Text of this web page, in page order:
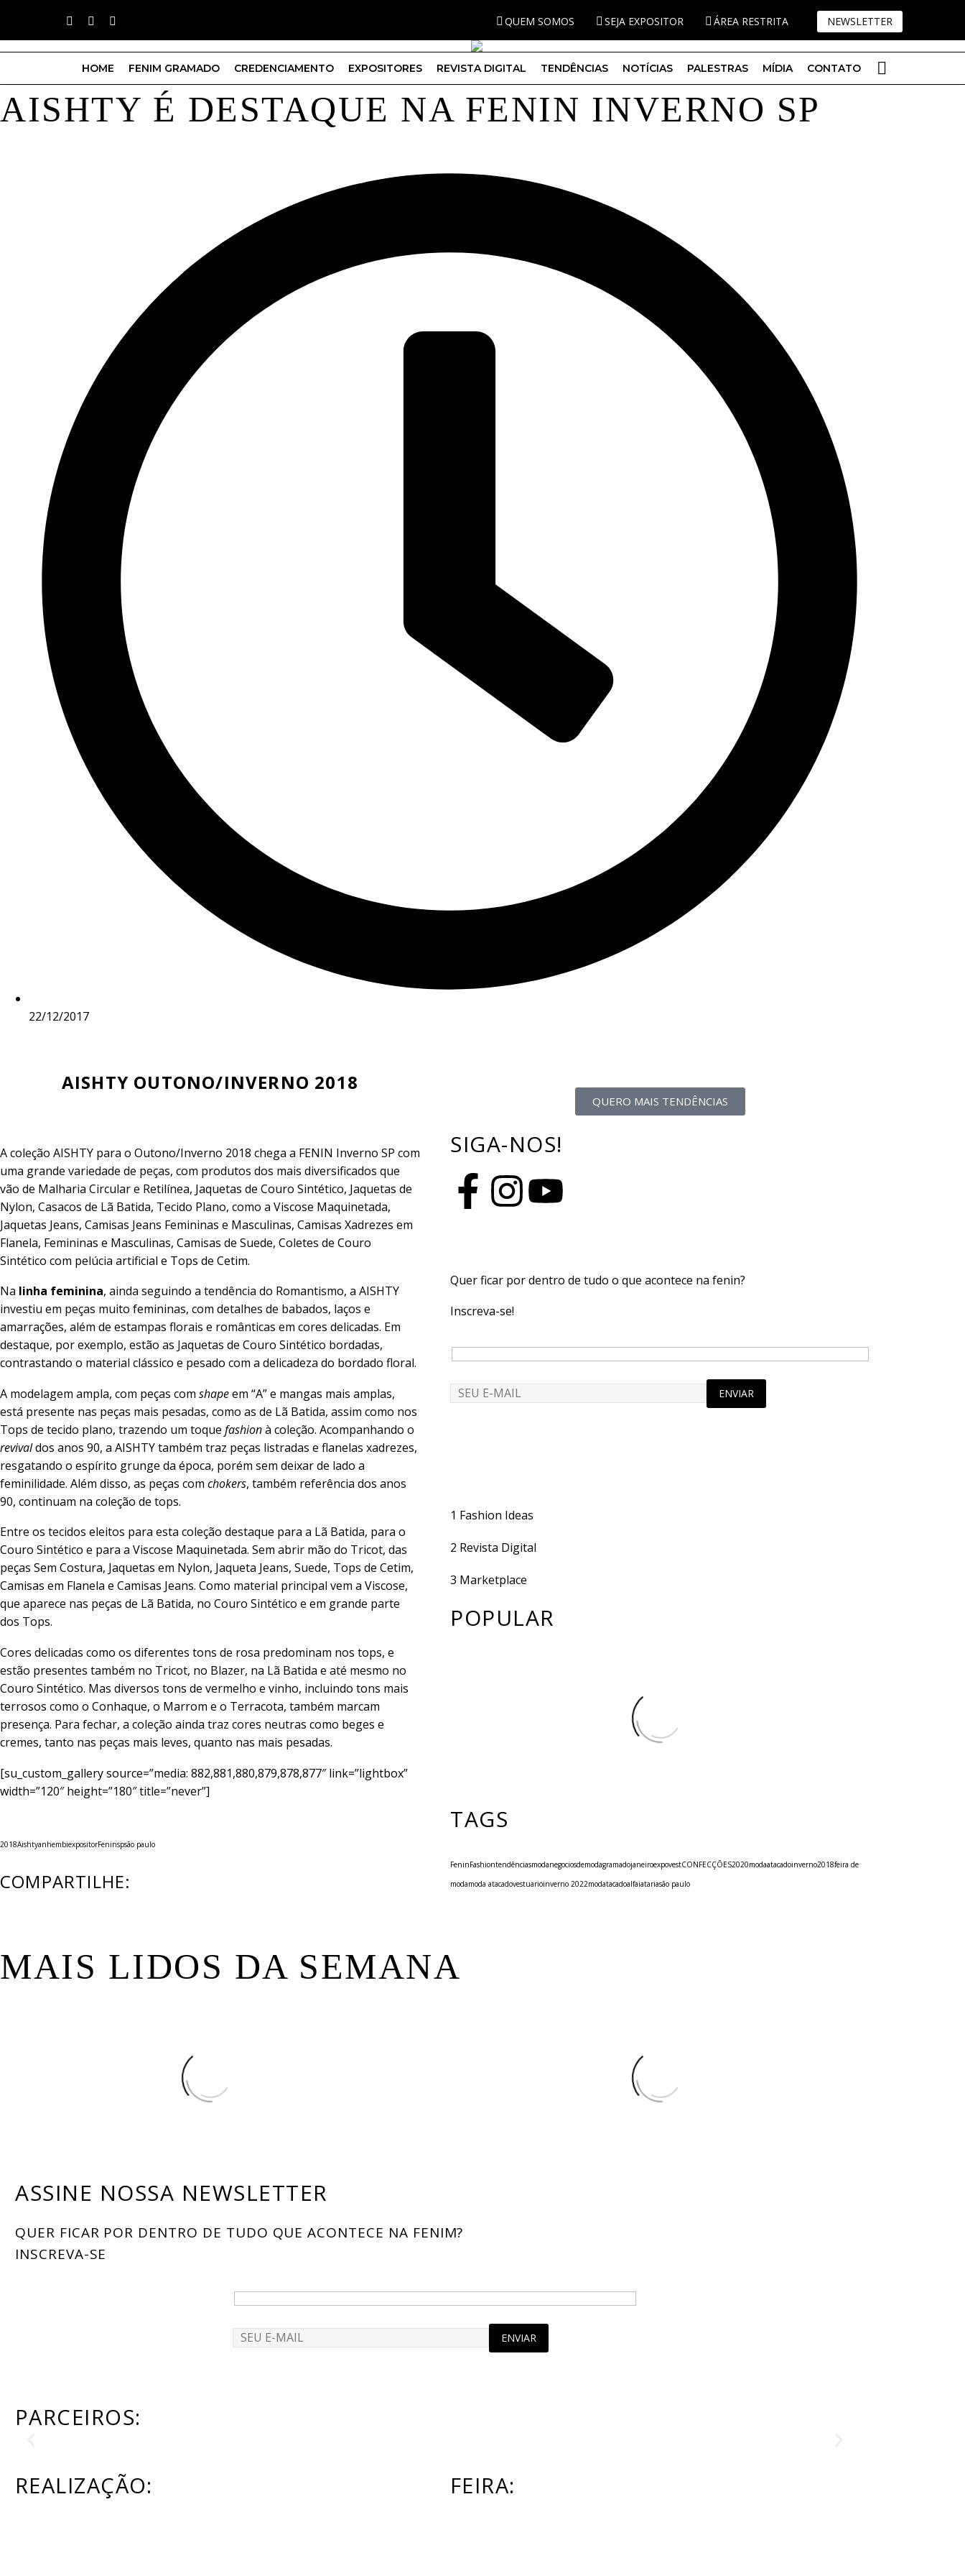
QUEM SOMOS SEJA EXPOSITOR ÁREA RESTRITA NEWSLETTER
HOME FENIM GRAMADO CREDENCIAMENTO EXPOSITORES REVISTA DIGITAL TENDÊNCIAS NOTÍCIAS PALESTRAS MÍDIA CONTATO
AISHTY É DESTAQUE NA FENIN INVERNO SP
22/12/2017
AISHTY OUTONO/INVERNO 2018
A coleção AISHTY para o Outono/Inverno 2018 chega a FENIN Inverno SP com
uma grande variedade de peças, com produtos dos mais diversificados que
vão de Malharia Circular e Retilínea, Jaquetas de Couro Sintético, Jaquetas de
Nylon, Casacos de Lã Batida, Tecido Plano, como a Viscose Maquinetada,
Jaquetas Jeans, Camisas Jeans Femininas e Masculinas, Camisas Xadrezes em
Flanela, Femininas e Masculinas, Camisas de Suede, Coletes de Couro
Sintético com pelúcia artificial e Tops de Cetim.
Na linha feminina, ainda seguindo a tendência do Romantismo, a AISHTY
investiu em peças muito femininas, com detalhes de babados, laços e
amarrações, além de estampas florais e românticas em cores delicadas. Em
destaque, por exemplo, estão as Jaquetas de Couro Sintético bordadas,
contrastando o material clássico e pesado com a delicadeza do bordado floral.
A modelagem ampla, com peças com shapeem “A” e mangas mais amplas,
está presente nas peças mais pesadas, como as de Lã Batida, assim como nos
Tops de tecido plano, trazendo um toque fashionà coleção. Acompanhando o
revivaldos anos 90, a AISHTY também traz peças listradas e flanelas xadrezes,
resgatando o espírito grunge da época, porém sem deixar de lado a
feminilidade. Além disso, as peças com chokers, também referência dos anos
90, continuam na coleção de tops.
Entre os tecidos eleitos para esta coleção destaque para a Lã Batida, para o
Couro Sintético e para a Viscose Maquinetada. Sem abrir mão do Tricot, das
peças Sem Costura, Jaquetas em Nylon, Jaqueta Jeans, Suede, Tops de Cetim,
Camisas em Flanela e Camisas Jeans. Como material principal vem a Viscose,
que aparece nas peças de Lã Batida, no Couro Sintético e em grande parte
dos Tops.
Cores delicadas como os diferentes tons de rosa predominam nos tops, e
estão presentes também no Tricot, no Blazer, na Lã Batida e até mesmo no
Couro Sintético. Mas diversos tons de vermelho e vinho, incluindo tons mais
terrosos como o Conhaque, o Marrom e o Terracota, também marcam
presença. Para fechar, a coleção ainda traz cores neutras como beges e
cremes, tanto nas peças mais leves, quanto nas mais pesadas.
[su_custom_gallery source=”media: 882,881,880,879,878,877″ link=”lightbox”
width=”120″ height=”180″ title=”never”]
2018AishtyanhembiexpositorFeninspsão paulo
COMPARTILHE:
QUERO MAIS TENDÊNCIAS
SIGA-NOS!
Quer ficar por dentro de tudo o que acontece na fenin?
Inscreva-se!
1 Fashion Ideas
2 Revista Digital
3 Marketplace
POPULAR
TAGS
FeninFashiontendênciasmodanegociosdemodagramadojaneiroexpovestCONFECÇÕES2020modaatacadoinverno2018feira de
modamoda atacadovestuarioinverno 2022modatacadoalfaiatariasão paulo
MAIS LIDOS DA SEMANA
ASSINE NOSSA NEWSLETTER
QUER FICAR POR DENTRO DE TUDO QUE ACONTECE NA FENIM?
INSCREVA-SE
PARCEIROS:
REALIZAÇÃO: FEIRA: